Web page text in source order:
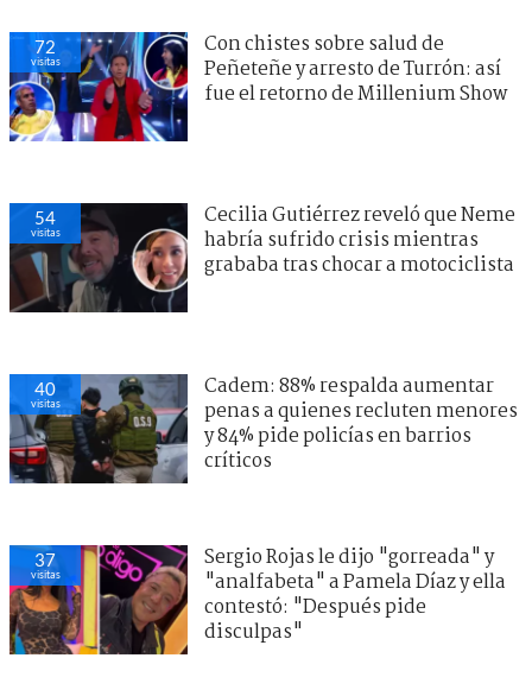
72
visitas
Con chistes sobre salud de
Peñeteñe y arresto de Turrón: así
fue el retorno de Millenium Show
54
visitas
Cecilia Gutiérrez reveló que Neme
habría sufrido crisis mientras
grababa tras chocar a motociclista
40
visitas
Cadem: 88% respalda aumentar
penas a quienes recluten menores
y 84% pide policías en barrios
críticos
37
visitas
Sergio Rojas le dijo "gorreada" y
"analfabeta" a Pamela Díaz y ella
contestó: "Después pide
disculpas"